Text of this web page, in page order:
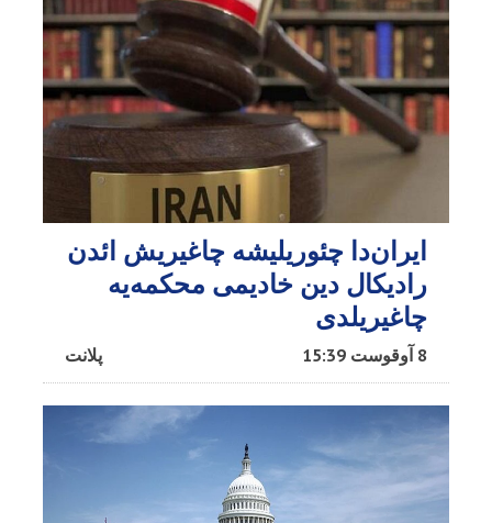
ایران‌دا چئوریلیشه چاغیریش ائد‌ن
رادیکال دین خادیمی محکمه‌یه
چاغیریلدی
پلانت 8 آوقوست 15:39